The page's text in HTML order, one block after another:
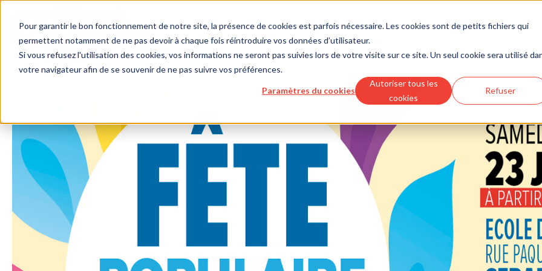
Pour garantir le bon fonctionnement de notre site, la présence de cookies est parfois nécessaire. Les cookies sont de petits fichiers qui
permettent notamment de ne pas devoir à chaque fois réintroduire vos données d’utilisateur.
Si vous refusez l'utilisation des cookies, vos informations ne seront pas suivies lors de votre visite sur ce site. Un seul cookie sera utilisé
votre navigateur afin de se souvenir de ne pas suivre vos préférences.
Paramètres du cookies
Autoriser tous les
cookies
Refuser